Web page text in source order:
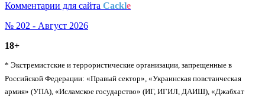
Комментарии для сайта Cackle
№ 202 - Август 2026
18+
* Экстремистские и террористические организации, запрещенные в
Российской Федерации: «Правый сектор», «Украинская повстанческая
армия» (УПА), «Исламское государство» (ИГ, ИГИЛ, ДАИШ), «Джабхат